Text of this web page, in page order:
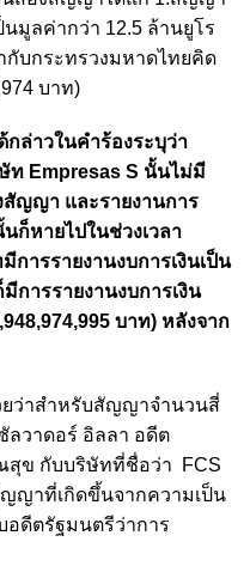
มูลค่ากว่า 12.5 ล้านยูโร
กับกระทรวงมหาดไทยคิด
บาท)
ล่าวในคำร้องระบุว่า
ท Empresas S นั้นไม่มี
สัญญา และรายงานการ
ก็หายไปในช่วงเวลา
ารรายงานงบการเงินเป็น
การรายงานงบการเงิน
บาท) หลังจาก
ยว่าสำหรับสัญญาจำนวนสี่
วาดอร์ อิลลา อดีต
สุข กับบริษัทที่ชื่อว่า FCS
ญญาที่เกิดขึ้นจากความเป็น
อดีตรัฐมนตรีว่าการ